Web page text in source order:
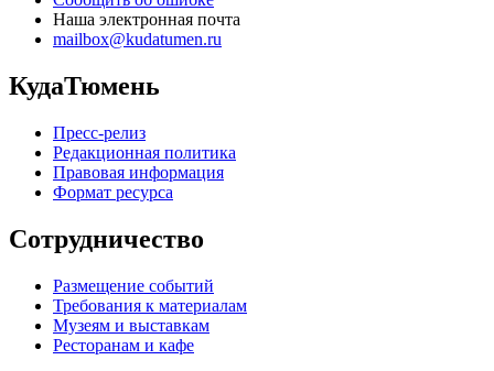
Наша электронная почта
mailbox@kudatumen.ru
КудаТюмень
Пресс-релиз
Редакционная политика
Правовая информация
Формат ресурса
Сотрудничество
Размещение событий
Требования к материалам
Музеям и выставкам
Ресторанам и кафе